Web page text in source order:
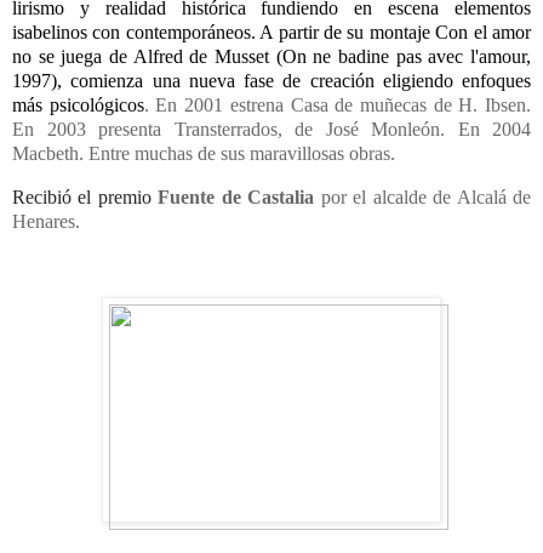
lirismo y realidad histórica fundiendo en escena elementos
isabelinos con contemporáneos. A partir de su montaje Con el amor
no se juega de Alfred de Musset (On ne badine pas avec l'amour,
1997), comienza una nueva fase de creación eligiendo enfoques
más psicológicos. En 2001 estrena Casa de muñecas de H. Ibsen.
En 2003 presenta Transterrados, de José Monleón. En 2004
Macbeth. Entre muchas de sus maravillosas obras.
Recibió el premioFuente de Castalia por el alcalde de Alcalá de
Henares.